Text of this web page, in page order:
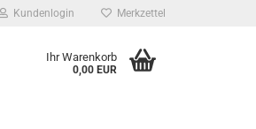
Kundenlogin Merkzettel
Ihr Warenkorb
0,00 EUR